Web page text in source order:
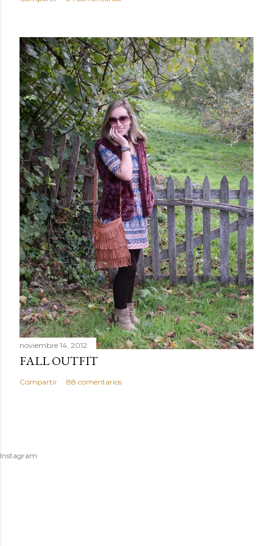
noviembre 14, 2012
FALL OUTFIT
Compartir 88 comentarios
Instagram